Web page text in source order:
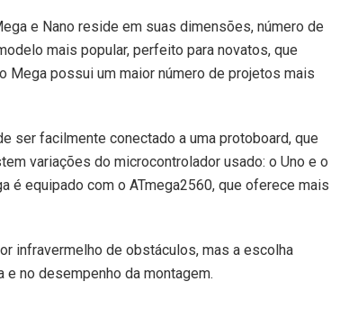
e Nano reside em suas dimensões, número de
mais popular, perfeito para novatos, que
Mega possui um maior número de projetos mais
ser facilmente conectado a uma protoboard, que
variações do microcontrolador usado: o Uno e o
é equipado com o ATmega2560, que oferece mais
infravermelho de obstáculos, mas a escolha
no desempenho da montagem.